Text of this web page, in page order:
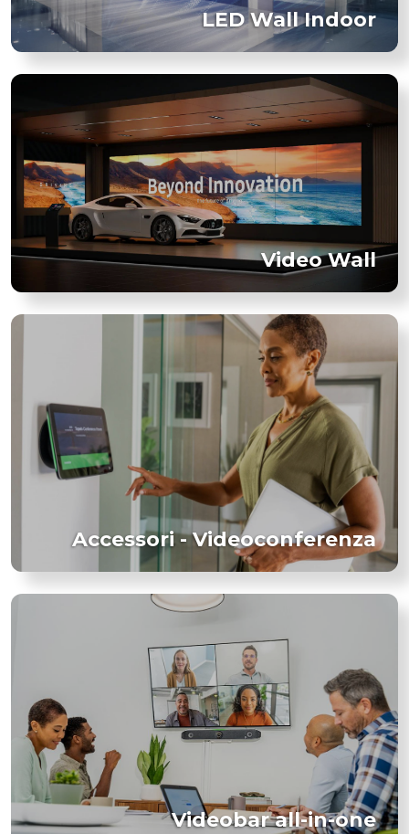
LED Wall Indoor
Video Wall
Accessori - Videoconferenza
Videobar all-in-one